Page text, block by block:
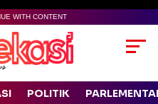
WITH CONTENT
POLITIK